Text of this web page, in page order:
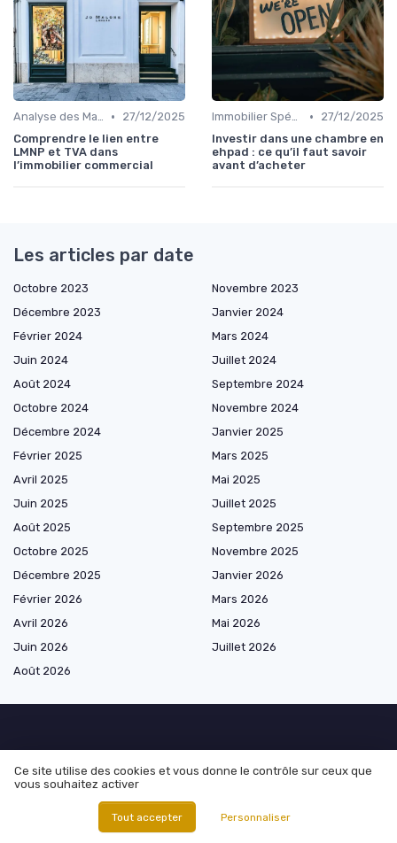
Analyse des Marchés Locaux et Globaux •
27/12/2025
Comprendre le lien entre
LMNP et TVA dans
l’immobilier commercial
Immobilier Spécialisé (Santé, Éducation) •
27/12/2025
Investir dans une chambre en
ehpad : ce qu’il faut savoir
avant d’acheter
Les articles par date
Octobre 2023
Novembre 2023
Décembre 2023
Janvier 2024
Février 2024
Mars 2024
Juin 2024
Juillet 2024
Août 2024
Septembre 2024
Octobre 2024
Novembre 2024
Décembre 2024
Janvier 2025
Février 2025
Mars 2025
Avril 2025
Mai 2025
Juin 2025
Juillet 2025
Août 2025
Septembre 2025
Octobre 2025
Novembre 2025
Décembre 2025
Janvier 2026
Février 2026
Mars 2026
Avril 2026
Mai 2026
Juin 2026
Juillet 2026
Août 2026
Les plus lus
Salaire agent immobilier century 21 : analyse approfondie et
perspectives de carrière
Opportunités d'achat de parcelles avec mobil-home en Bretagne
Ce site utilise des cookies et vous donne le contrôle sur ceux que
vous souhaitez activer
Tout accepter Personnaliser